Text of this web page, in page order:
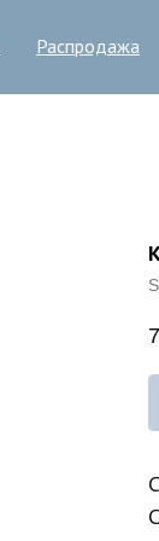
Распродажа